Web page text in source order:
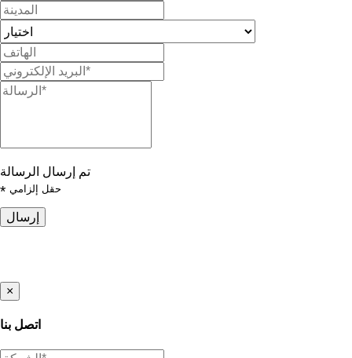
تم إرسال الرسالة
* حقل إلزامي
إرسال
×
اتصل بنا